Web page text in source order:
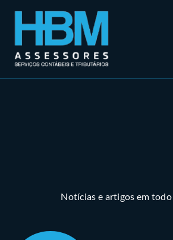
Notícias e artigos em todo